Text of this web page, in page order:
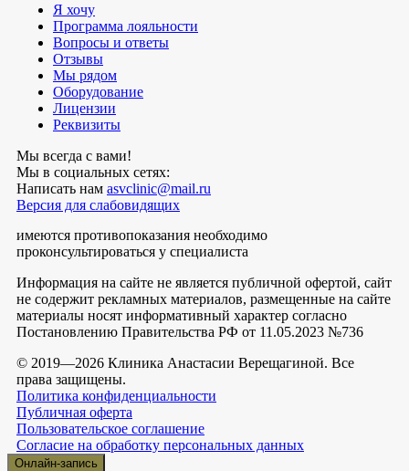
Я хочу
Программа лояльности
Вопросы и ответы
Отзывы
Мы рядом
Оборудование
Лицензии
Реквизиты
Мы всегда с вами!
Мы в социальных сетях:
Написать нам asvclinic@mail.ru
Версия для слабовидящих
имеются противопоказания необходимо
проконсультироваться у специалиста
Информация на сайте не является публичной офертой, сайт
не содержит рекламных материалов, размещенные на сайте
материалы носят информативный характер согласно
Постановлению Правительства РФ от 11.05.2023 №736
© 2019—2026 Клиника Анастасии Верещагиной. Все
права защищены.
Политика конфиденциальности
Публичная оферта
Пользовательское соглашение
Согласие на обработку персональных данных
Онлайн-запись